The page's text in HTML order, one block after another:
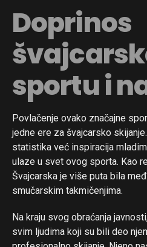
Doprinos
sportu i
Povlačenje ovako značajne
jedne ere za švajcarsko
statistika već inspiracija
ulaze u svet ovog sporta. Kao
Švajcarska je više puta bila
smučarskim takmičenjima.
Na kraju svog obraćanja
svim ljudima koji su bili deo